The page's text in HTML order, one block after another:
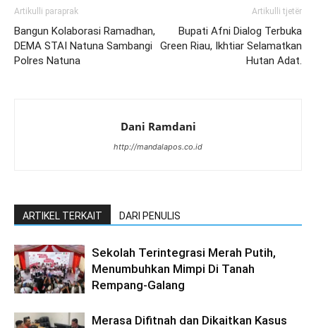
Artikulli paraprak
Bangun Kolaborasi Ramadhan,
DEMA STAI Natuna Sambangi
Polres Natuna
Artikulli tjetër
Bupati Afni Dialog Terbuka
Green Riau, Ikhtiar Selamatkan
Hutan Adat.
Dani Ramdani
http://mandalapos.co.id
ARTIKEL TERKAIT DARI PENULIS
Sekolah Terintegrasi Merah Putih,
Menumbuhkan Mimpi Di Tanah
Rempang-Galang
Merasa Difitnah dan Dikaitkan Kasus